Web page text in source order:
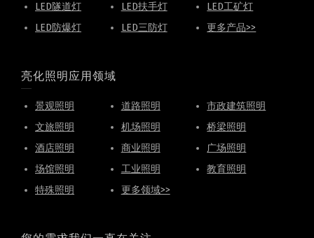
LED隧道灯
LED扶手灯
LED工矿灯
LED防爆灯
LED三防灯 更多产品>>
亮化照明应用领域
景观照明 道路照明
市政建筑照明
文旅照明
机场照明
桥梁照明
酒店照明
商业照明
广场照明
场馆照明
工业照明
教育照明
特殊照明
更多领域>>